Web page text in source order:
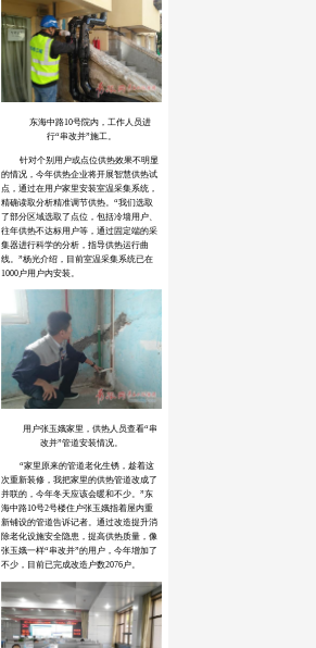
东海中路10号院内，工作人员进
行“串改并”施工。
针对个别用户或点位供热效果不明显
的情况，今年供热企业将开展智慧供热试
点，通过在用户家里安装室温采集系统，
精确读取分析精准调节供热。“我们选取
了部分区域选取了点位，包括冷墙用户、
往年供热不达标用户等，通过固定端的采
集器进行科学的分析，指导供热运行曲
线。”杨光介绍，目前室温采集系统已在
1000户用户内安装。
用户张玉娥家里，供热人员查看“串
改并”管道安装情况。
“家里原来的管道老化生锈，趁着这
次重新装修，我把家里的供热管道改成了
并联的，今年冬天应该会暖和不少。”东
海中路10号2号楼住户张玉娥指着屋内重
新铺设的管道告诉记者。通过改造提升消
除老化设施安全隐患，提高供热质量，像
张玉娥一样“串改并”的用户，今年增加了
不少，目前已完成改造户数2076户。